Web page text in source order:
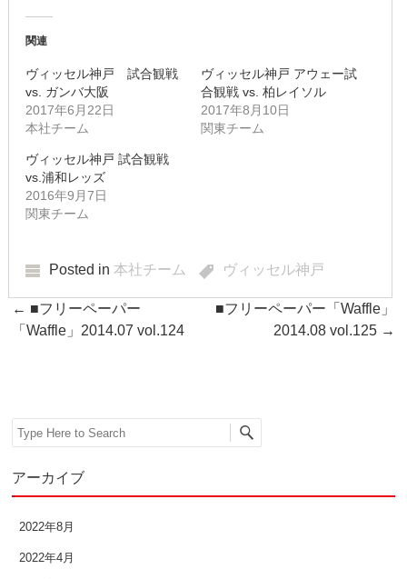
2017年8月
2017年7月
2017年3月
2017年2月
2016年12月
2016年10月
関連
ヴィッセル神戸 試合観戦
vs. ガンバ大阪
2017年6月22日
本社チーム
ヴィッセル神戸 アウェー試
合観戦 vs. 柏レイソル
2017年8月10日
関東チーム
ヴィッセル神戸 試合観戦
vs.浦和レッズ
2016年9月7日
関東チーム
Posted in本社チーム ヴィッセル神戸
Post navigation
← ■フリーペーパー
「Waffle」2014.07 vol.124
■フリーペーパー「Waffle」
2014.08 vol.125 →
Search
アーカイブ
2022年8月
2022年4月